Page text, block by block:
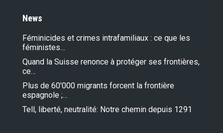
News
Féminicides et crimes intrafamiliaux : ce que les
féministes…
Quand la Suisse renonce à protéger ses frontières,
ce…
Plus de 60'000 migrants forcent la frontière
espagnole ;…
Tell, liberté, neutralité: Notre chemin depuis 1291